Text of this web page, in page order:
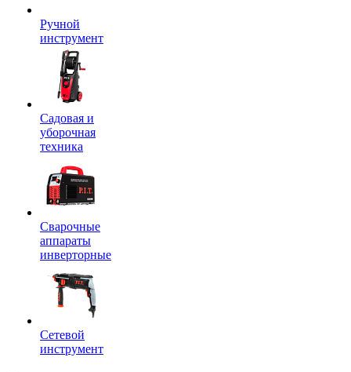
Ручной
инструмент
Садовая и
уборочная
техника
Сварочные
аппараты
инверторные
Сетевой
инструмент